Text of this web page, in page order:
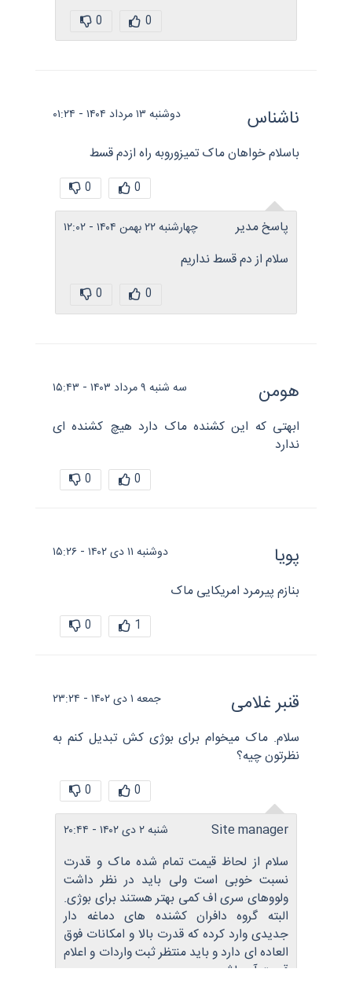
0
0
ناشناس دوشنبه ۱۳ مرداد ۱۴۰۴ - ۰۱:۲۴
باسلام خواهان ماک تمیزوروبه راه ازدم قسط
0
0
پاسخ مدیر چهارشنبه ۲۲ بهمن ۱۴۰۴ - ۱۲:۰۲
سلام از دم قسط نداریم
0
0
هومن سه شنبه ۹ مرداد ۱۴۰۳ - ۱۵:۴۳
ابهتی که این کشنده ماک دارد هیچ کشنده ای
ندارد
0
0
پویا دوشنبه ۱۱ دی ۱۴۰۲ - ۱۵:۲۶
بنازم پیرمرد امریکایی ماک
1
0
قنبر غلامی جمعه ۱ دی ۱۴۰۲ - ۲۳:۲۴
سلام. ماک میخوام برای بوژی کش تبدیل کنم به
نظرتون چیه؟
0
0
Site manager شنبه ۲ دی ۱۴۰۲ - ۲۰:۴۴
سلام از لحاظ قیمت تمام شده ماک و قدرت
نسبت خوبی است ولی باید در نظر داشت
ولووهای سری اف کمی بهتر هستند برای بوژی.
البته گروه دافران کشنده های دماغه دار
جدیدی وارد کرده که قدرت بالا و امکانات فوق
العاده ای دارد و باید منتظر ثبت واردات و اعلام
قیمت آن باشیم.